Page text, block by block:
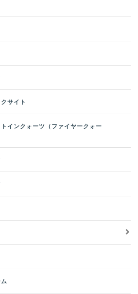
サイト
インクォーツ（ファイヤークォー